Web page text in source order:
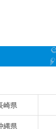
崎県
縄県